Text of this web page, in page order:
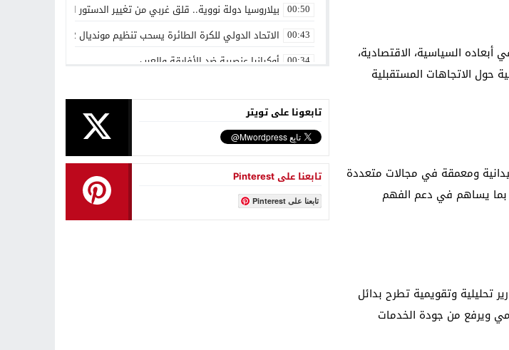
السياسية، الاقتصادية،
حول الاتجاهات المستقبلية
ومعمقة في مجالات متعددة
بما يساهم في دعم الفهم
تحليلية وتقويمية تطرح بدائل
ويرفع من جودة الخدمات
00:50 بيلاروسيا دولة نووية.. قلق غربي من تغيير الدستور البيلاروسي لتصبح
00:43 الاتحاد الدولي للكرة الطائرة يسحب تنظيم مونديال 2022 من روسيا
00:34 أوكرانيا عنصرية ضد الأفارقة والعرب
00:22 حماقات بوتين – عماد السنوني
00:18 توقعات بهروب 7 مليون أوكراني من الحرب تجاه الحدود الأوروبية
مطالبات للفيفا بفرض عقوبات على إسرائيل على غرار التعامل مع روسيا
وزير الخارجية الروسي: أوكرانيا تخطط لاستعادة سلاحها النووية
تابعونا على تويتر
تابعنا على Pinterest
تابعنا على Pinterest